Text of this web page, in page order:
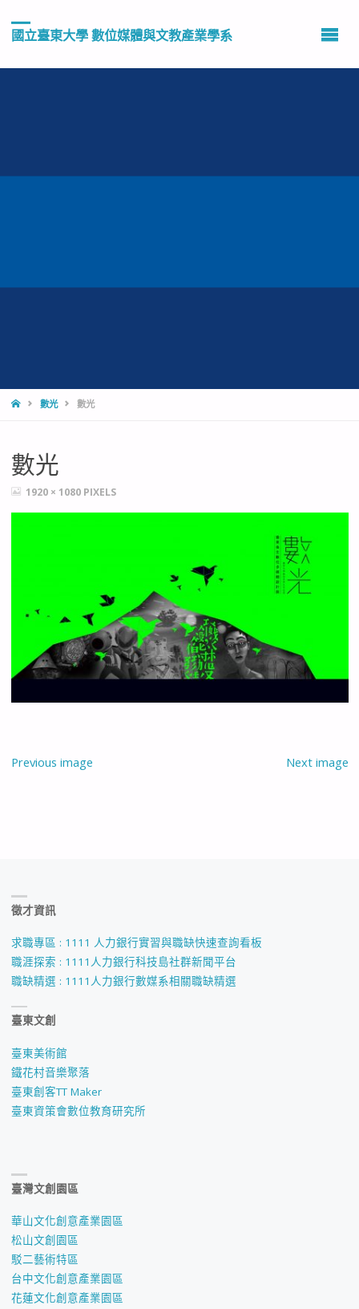
國立臺東大學 數位媒體與文教產業學系
HOME數光 數光
數光
FULL1920 × 1080 PIXELS
Previous image Next image
徵才資訊
求職專區 : 1111 人力銀行實習與職缺快速查詢看板
職涯探索 : 1111人力銀行科技島社群新聞平台
職缺精選 : 1111人力銀行數媒系相關職缺精選
臺東文創
臺東美術館
鐵花村音樂聚落
臺東創客TT Maker
臺東資策會數位教育研究所
臺灣文創園區
華山文化創意產業園區
松山文創園區
駁二藝術特區
台中文化創意產業園區
花蓮文化創意產業園區